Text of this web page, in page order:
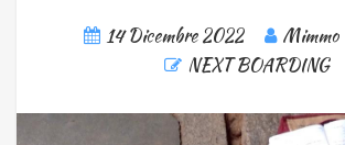
14 Dicembre 2022
Mimmo
NEXT BOARDING